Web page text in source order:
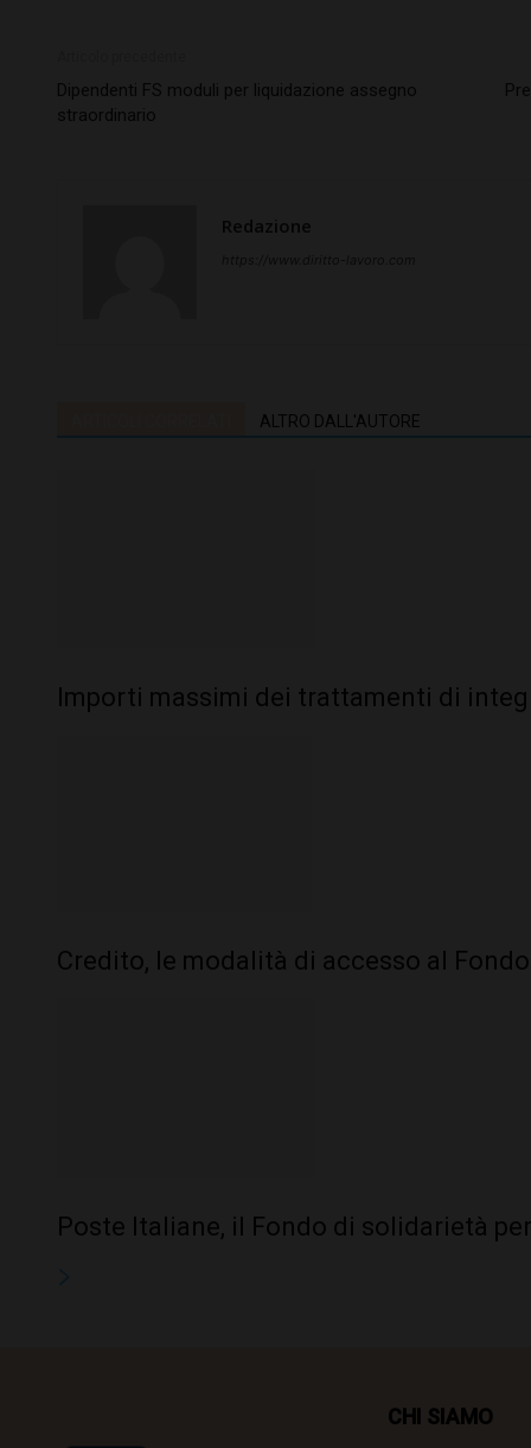
Dipendenti FS moduli per liquidazione assegno
straordinario
Redazione
ALTRO DALL'AUTORE
Importi massimi dei trattamenti di
Credito, le modalità di accesso al
Poste Italiane, il Fondo di solidarietà
CHI SIAMO